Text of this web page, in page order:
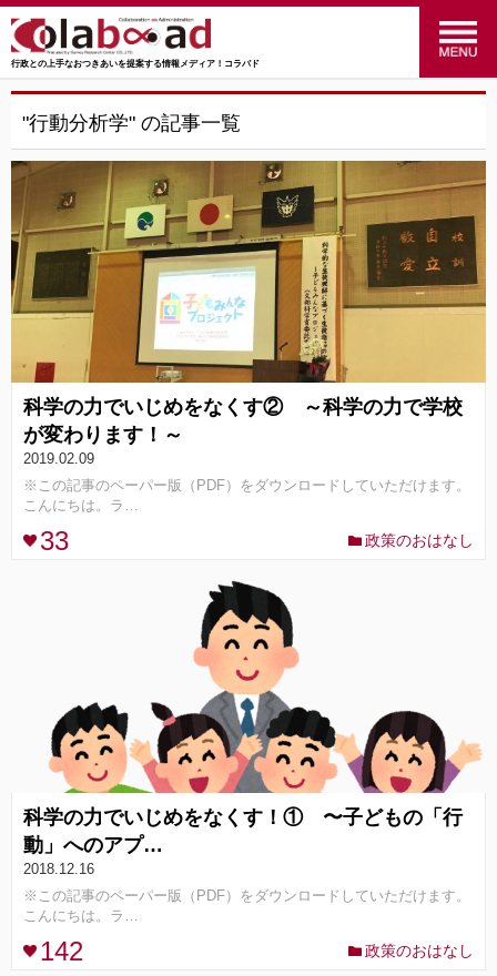
行政との上手なおつきあいを提案する情報メディア！コラバド
menu
交通のおはなし (16)
マーケティングのおはなし(4)
行ってみた！やってみた！(34)
統計のおはなし (27)
行政のおはなし(14)
SRC(41)
コンセプト
FOLLOW ME!
"行動分析学" の記事一覧
科学の力でいじめをなくす② ～科学の力で学校
が変わります！～
2019.02.09
※この記事のペーパー版（PDF）をダウンロードしていただけます。
こんにちは。ラ…
33 政策のおはなし
科学の力でいじめをなくす！① 〜子どもの「行
動」へのアプ…
2018.12.16
※この記事のペーパー版（PDF）をダウンロードしていただけます。
こんにちは。ラ…
142 政策のおはなし